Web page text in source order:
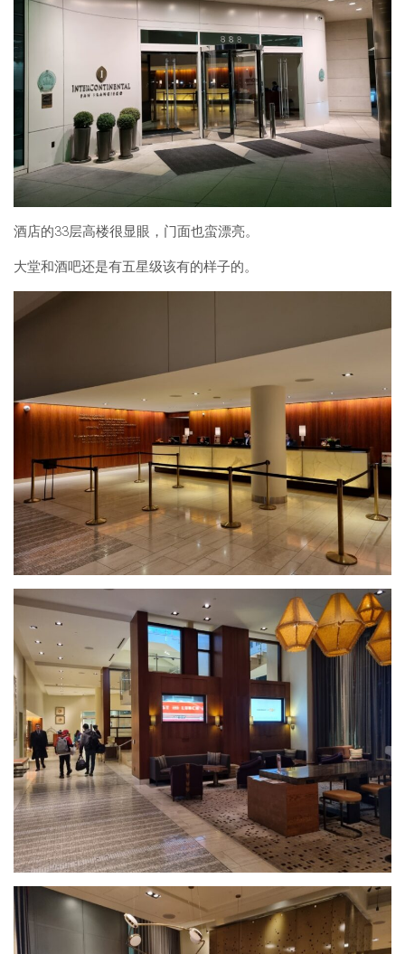
酒店的33层高楼很显眼，门面也蛮漂亮。
大堂和酒吧还是有五星级该有的样子的。